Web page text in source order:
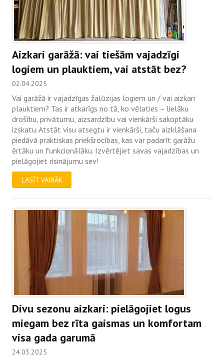
Aizkari garāžā: vai tiešām vajadzīgi
logiem un plauktiem, vai atstāt bez?
02.04.2025
Vai garāžā ir vajadzīgas žalūzijas logiem un / vai aizkari
plauktiem? Tas ir atkarīgs no tā, ko vēlaties – lielāku
drošību, privātumu, aizsardzību vai vienkārši sakoptāku
izskatu. Atstāt visu atsegtu ir vienkārši, taču aizklāšana
piedāvā praktiskas priekšrocības, kas var padarīt garāžu
ērtāku un funkcionālāku. Izvērtējiet savas vajadzības un
pielāgojiet risinājumu sev!
LASĪT VAIRĀK
Divu sezonu aizkari: pielāgojiet logus
miegam bez rīta gaismas un komfortam
visa gada garumā
24.03.2025